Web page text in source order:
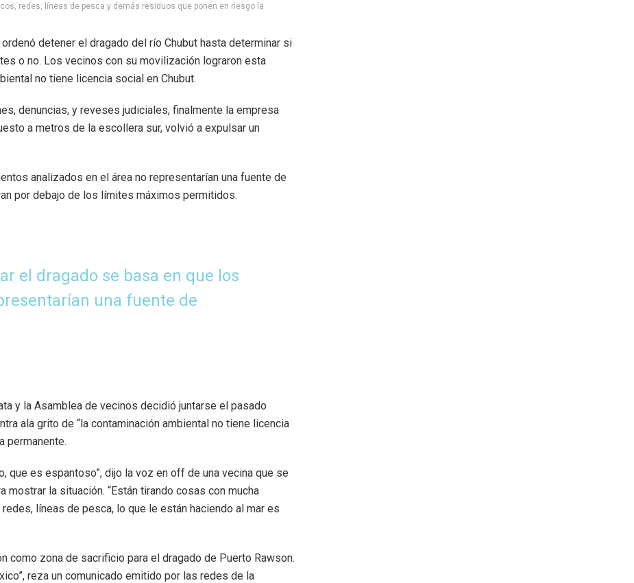
redes, líneas de pesca y demás residuos que ponen en riesgo la
detener el dragado del río Chubut hasta determinar si
o no. Los vecinos con su movilización lograron esta
no tiene licencia social en Chubut.
denuncias, y reveses judiciales, finalmente la empresa
a metros de la escollera sur, volvió a expulsar un
analizados en el área no representarían una fuente de
por debajo de los límites máximos permitidos.
el dragado se basa en que los
una fuente de
y la Asamblea de vecinos decidió juntarse el pasado
ala grito de “la contaminación ambiental no tiene licencia
permanente.
que es espantoso”, dijo la voz en off de una vecina que se
mostrar la situación. “Están tirando cosas con mucha
líneas de pesca, lo que le están haciendo al mar es
como zona de sacrificio para el dragado de Puerto Rawson.
reza un comunicado emitido por las redes de la